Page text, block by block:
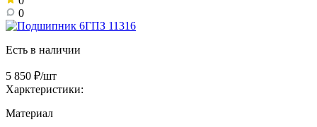
0
Есть в наличии
5 850 ₽/шт
Харктеристики:
Материал